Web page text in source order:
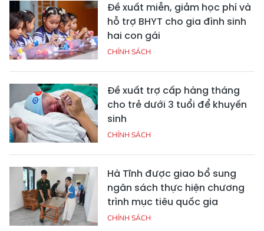
Đề xuất miễn, giảm học phí và
hỗ trợ BHYT cho gia đình sinh
hai con gái
CHÍNH SÁCH
Đề xuất trợ cấp hàng tháng
cho trẻ dưới 3 tuổi để khuyến
sinh
CHÍNH SÁCH
Hà Tĩnh được giao bổ sung
ngân sách thực hiện chương
trình mục tiêu quốc gia
CHÍNH SÁCH